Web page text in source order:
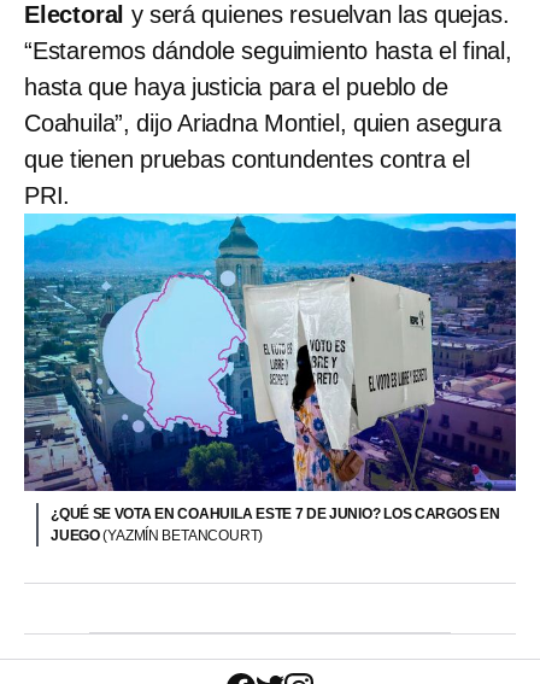
Electoral y será quienes resuelvan las quejas.
“Estaremos dándole seguimiento hasta el final,
hasta que haya justicia para el pueblo de
Coahuila”, dijo Ariadna Montiel, quien asegura
que tienen pruebas contundentes contra el
PRI.
¿QUÉ SE VOTA EN COAHUILA ESTE 7 DE JUNIO? LOS CARGOS EN
JUEGO(YAZMÍN BETANCOURT)